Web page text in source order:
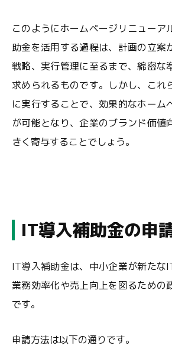
このようにホームページリニューア
助金を活用する過程は、計画の立案
戦略、実行管理に至るまで、綿密な
求められるものです。しかし、これ
に実行することで、効果的なホーム
が可能となり、企業のブランド価値
きく寄与することでしょう。
IT導入補助金の申
IT導入補助金は、中小企業が新たな
業務効率化や売上向上を図るための
です。
申請方法は以下の通りです。